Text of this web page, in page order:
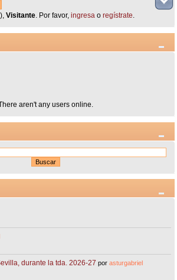
Visitante. Por favor, ingresao regístrate.
aren't any users online.
durante la tda. 2026-27 porasturgabriel